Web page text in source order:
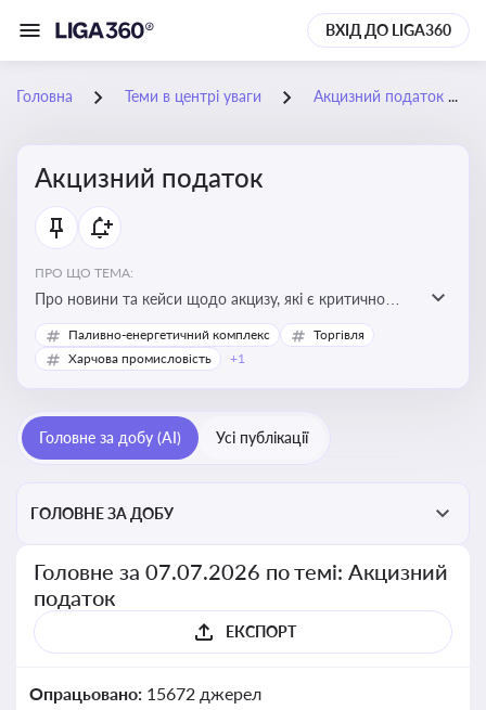
ВХІД ДО LIGA360
Головна Теми в центрі уваги Акцизний податок
Акцизний податок
ПРО ЩО ТЕМА:
Про новини та кейси щодо акцизу, які є критично
важливим для підприємств, які імпортують,
виробляють або реалізують підакцизну продукцію, з
Паливно-енергетичний комплекс
Торгівля
Харчова промисловість
+1
Головне за добу (AI) Усі публікації
ГОЛОВНЕ ЗА ДОБУ
Головне за 07.07.2026 по темі: Акцизний
податок
ЕКСПОРТ
Опрацьовано: 15672 джерел